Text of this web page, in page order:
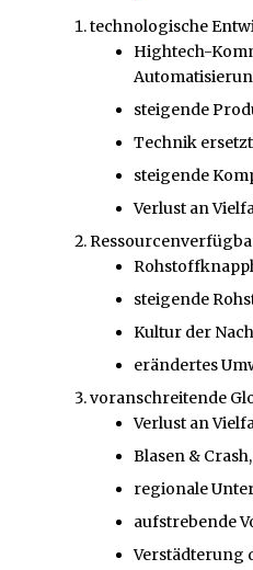
technologische
Hightech-
steigende
Technik ersetzt
steigende
Verlust an
steigende
Kultur der
erändertes
voranschreitende
Verlust an
Blasen & Crash,
regionale
aufstrebende
Verstädterung